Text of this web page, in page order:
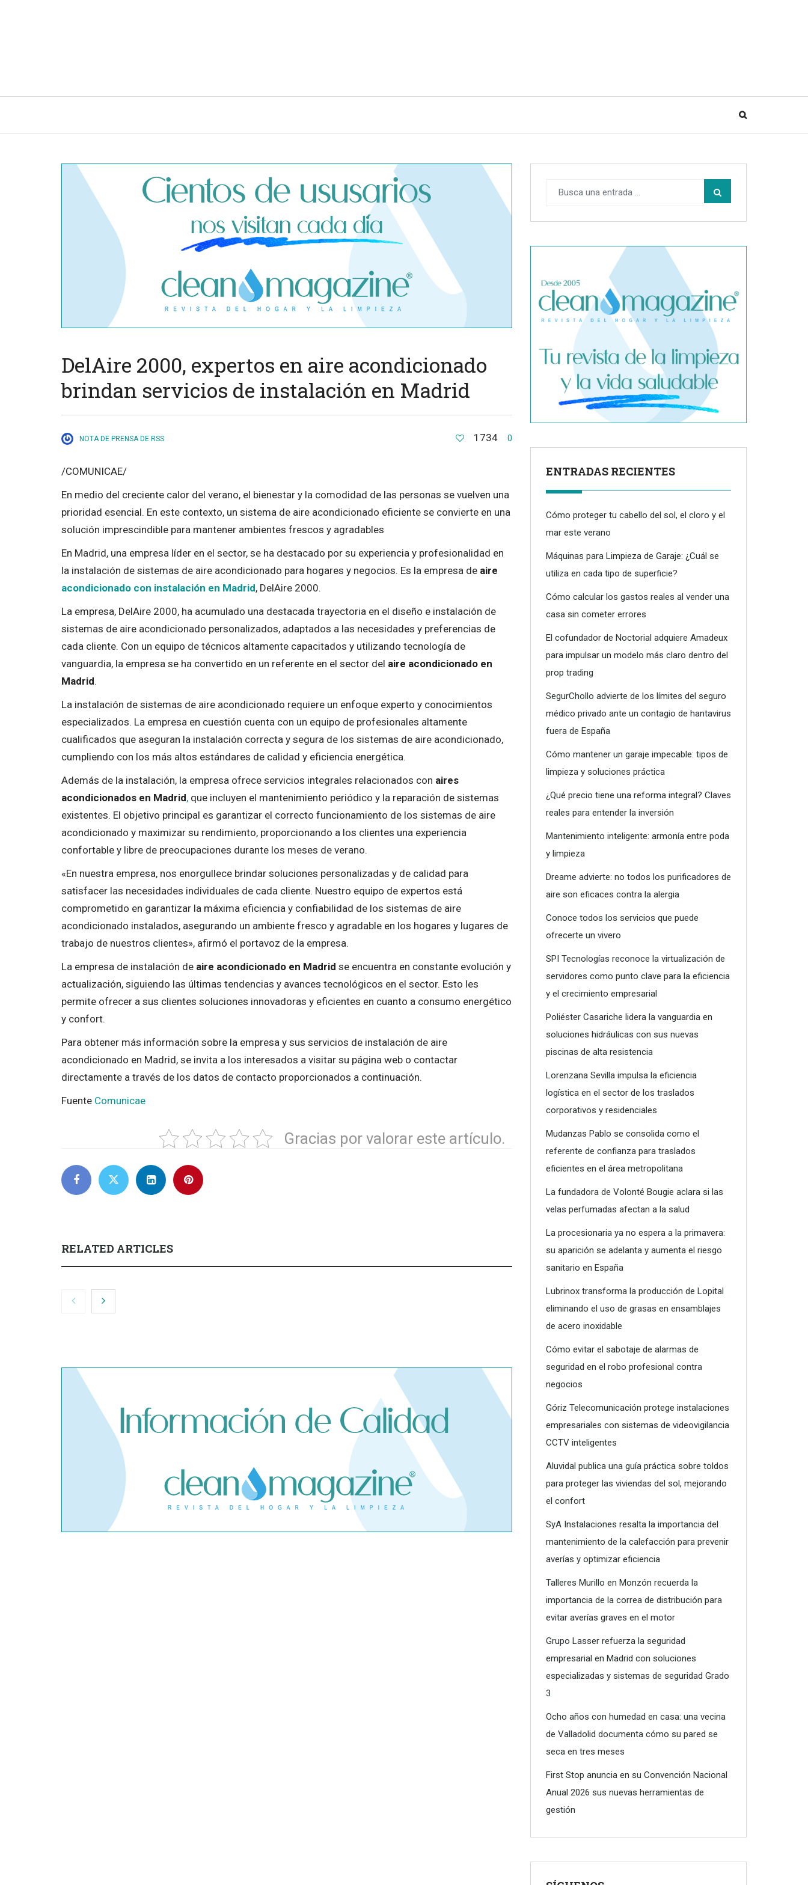
DelAire 2000, expertos en aire acondicionado
brindan servicios de instalación en Madrid
NOTA DE PRENSA DE RSS 1734 0
/COMUNICAE/
En medio del creciente calor del verano, el bienestar y la comodidad de las personas se vuelven una
prioridad esencial. En este contexto, un sistema de aire acondicionado eficiente se convierte en una
solución imprescindible para mantener ambientes frescos y agradables
En Madrid, una empresa líder en el sector, se ha destacado por su experiencia y profesionalidad en
la instalación de sistemas de aire acondicionado para hogares y negocios. Es la empresa de aire
acondicionado con instalación en Madrid, DelAire 2000.
La empresa, DelAire 2000, ha acumulado una destacada trayectoria en el diseño e instalación de
sistemas de aire acondicionado personalizados, adaptados a las necesidades y preferencias de
cada cliente. Con un equipo de técnicos altamente capacitados y utilizando tecnología de
vanguardia, la empresa se ha convertido en un referente en el sector del aire acondicionado en
Madrid.
La instalación de sistemas de aire acondicionado requiere un enfoque experto y conocimientos
especializados. La empresa en cuestión cuenta con un equipo de profesionales altamente
cualificados que aseguran la instalación correcta y segura de los sistemas de aire acondicionado,
cumpliendo con los más altos estándares de calidad y eficiencia energética.
Además de la instalación, la empresa ofrece servicios integrales relacionados con aires
acondicionados en Madrid, que incluyen el mantenimiento periódico y la reparación de sistemas
existentes. El objetivo principal es garantizar el correcto funcionamiento de los sistemas de aire
acondicionado y maximizar su rendimiento, proporcionando a los clientes una experiencia
confortable y libre de preocupaciones durante los meses de verano.
«En nuestra empresa, nos enorgullece brindar soluciones personalizadas y de calidad para
satisfacer las necesidades individuales de cada cliente. Nuestro equipo de expertos está
comprometido en garantizar la máxima eficiencia y confiabilidad de los sistemas de aire
acondicionado instalados, asegurando un ambiente fresco y agradable en los hogares y lugares de
trabajo de nuestros clientes», afirmó el portavoz de la empresa.
La empresa de instalación de aire acondicionado en Madrid se encuentra en constante evolución y
actualización, siguiendo las últimas tendencias y avances tecnológicos en el sector. Esto les
permite ofrecer a sus clientes soluciones innovadoras y eficientes en cuanto a consumo energético
y confort.
Para obtener más información sobre la empresa y sus servicios de instalación de aire
acondicionado en Madrid, se invita a los interesados a visitar su página web o contactar
directamente a través de los datos de contacto proporcionados a continuación.
Fuente Comunicae
Gracias por valorar este artículo.
RELATED ARTICLES
El cofundador de Noctorial
adquiere Amadeux para
impulsar un modelo más claro
dentro del prop trading
privado ante un contagio de
hantavirus fuera de España
Dreame advierte: no todos los
purificadores de aire son
eficaces contra la alergia
ENTRADAS RECIENTES
Cómo proteger tu cabello del sol, el cloro y el
mar este verano
Máquinas para Limpieza de Garaje: ¿Cuál se
utiliza en cada tipo de superficie?
Cómo calcular los gastos reales al vender una
casa sin cometer errores
El cofundador de Noctorial adquiere Amadeux
para impulsar un modelo más claro dentro del
prop trading
SegurChollo advierte de los límites del seguro
médico privado ante un contagio de hantavirus
fuera de España
Cómo mantener un garaje impecable: tipos de
limpieza y soluciones práctica
¿Qué precio tiene una reforma integral? Claves
reales para entender la inversión
Mantenimiento inteligente: armonía entre poda
y limpieza
Dreame advierte: no todos los purificadores de
aire son eficaces contra la alergia
Conoce todos los servicios que puede
ofrecerte un vivero
SPI Tecnologías reconoce la virtualización de
servidores como punto clave para la eficiencia
y el crecimiento empresarial
Poliéster Casariche lidera la vanguardia en
soluciones hidráulicas con sus nuevas
piscinas de alta resistencia
Lorenzana Sevilla impulsa la eficiencia
logística en el sector de los traslados
corporativos y residenciales
Mudanzas Pablo se consolida como el
referente de confianza para traslados
eficientes en el área metropolitana
La fundadora de Volonté Bougie aclara si las
velas perfumadas afectan a la salud
La procesionaria ya no espera a la primavera:
su aparición se adelanta y aumenta el riesgo
sanitario en España
Lubrinox transforma la producción de Lopital
eliminando el uso de grasas en ensamblajes
de acero inoxidable
Cómo evitar el sabotaje de alarmas de
seguridad en el robo profesional contra
negocios
Góriz Telecomunicación protege instalaciones
empresariales con sistemas de videovigilancia
CCTV inteligentes
Aluvidal publica una guía práctica sobre toldos
para proteger las viviendas del sol, mejorando
el confort
SyA Instalaciones resalta la importancia del
mantenimiento de la calefacción para prevenir
averías y optimizar eficiencia
Talleres Murillo en Monzón recuerda la
importancia de la correa de distribución para
evitar averías graves en el motor
Grupo Lasser refuerza la seguridad
empresarial en Madrid con soluciones
especializadas y sistemas de seguridad Grado
3
Ocho años con humedad en casa: una vecina
de Valladolid documenta cómo su pared se
seca en tres meses
First Stop anuncia en su Convención Nacional
Anual 2026 sus nuevas herramientas de
gestión